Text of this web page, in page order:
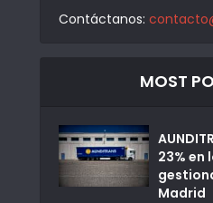
Contáctanos:
MOST
23% en
Madrid